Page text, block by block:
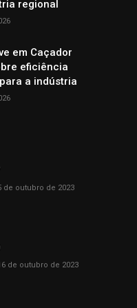
regional
em Caçador
eficiência
a indústria
de outubro de 2023
de outubro de 2023